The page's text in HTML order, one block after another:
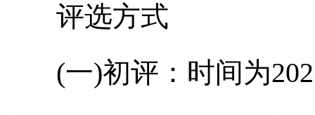
评选方式
(一)初评：时间为